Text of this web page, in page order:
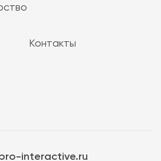
Контакты
interactive.ru